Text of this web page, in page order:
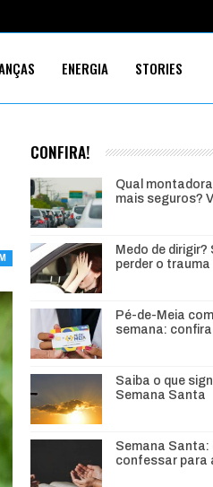
ENERGIA STORIES
CONFIRA!
Qual
mais seguros?
Medo de
perder o
Pé-de-Meia
semana:
Saiba o que
Semana Santa
Semana Santa:
confessar para